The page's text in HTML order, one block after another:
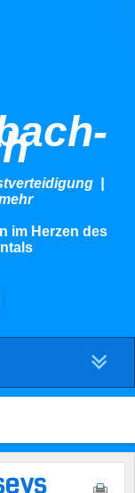
|
mehr
im Herzen des